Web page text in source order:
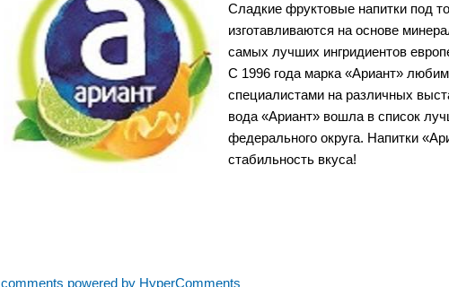
Сладкие фруктовые напитки под
изготавливаются на основе
самых лучших ингридиентов
С 1996 года марка «Ариант»
специалистами на различных
вода «Ариант» вошла в список
федерального округа. Напитки
стабильность вкуса!
comments powered by HyperComments